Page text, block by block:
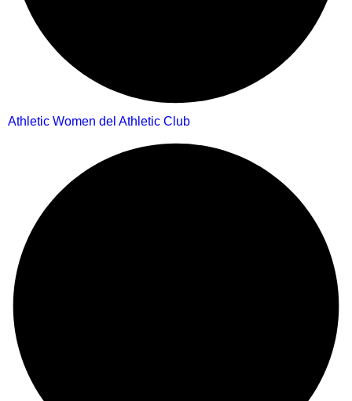
Athletic Women del Athletic Club